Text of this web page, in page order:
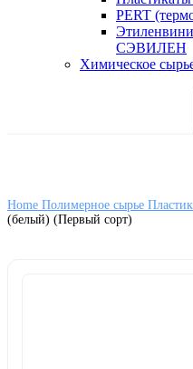
PERT
СЭВИЛЕН
Химическое
Home Полимерное сырье
(белый) (Первый сорт)